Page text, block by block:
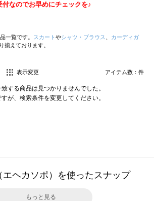
なのでお早めにチェックを♪
一覧です。 スカート やシャツ・ブラウス
カーディガ
揃えております。
表示変更 アイテム数： 件
する商品は見つかりませんでした。
が、検索条件を変更してください。
エヘカソポ）を使ったスナップ
もっと見る